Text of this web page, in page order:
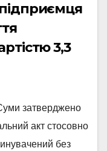
3,3
затверджено
акт стосовно
без